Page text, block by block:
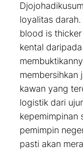
loyalitas
blood is
kental
membersihkan
kawan yang
logistik dari
kepemimpinan
pemimpin
pasti akan